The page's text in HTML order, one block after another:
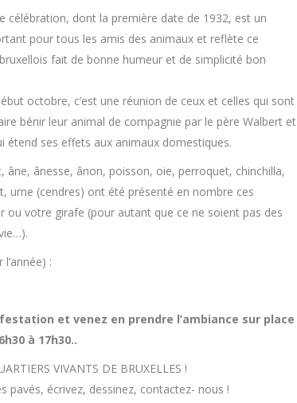
célébration, dont la première date de 1932, est un
pour tous les amis des animaux et reflète ce
fait de bonne humeur et de simplicité bon
octobre, c’est une réunion de ceux et celles qui sont
bénir leur animal de compagnie par le père Walbert et
ses effets aux animaux domestiques.
âne, ânesse, ânon, poisson, oie, perroquet, chinchilla,
urne (cendres) ont été présenté en nombre ces
ou votre girafe (pour autant que ce ne soient pas des
:
et venez en prendre l’ambiance sur place
à 17h30..
VIVANTS DE BRUXELLES !
pavés, écrivez, dessinez, contactez- nous !